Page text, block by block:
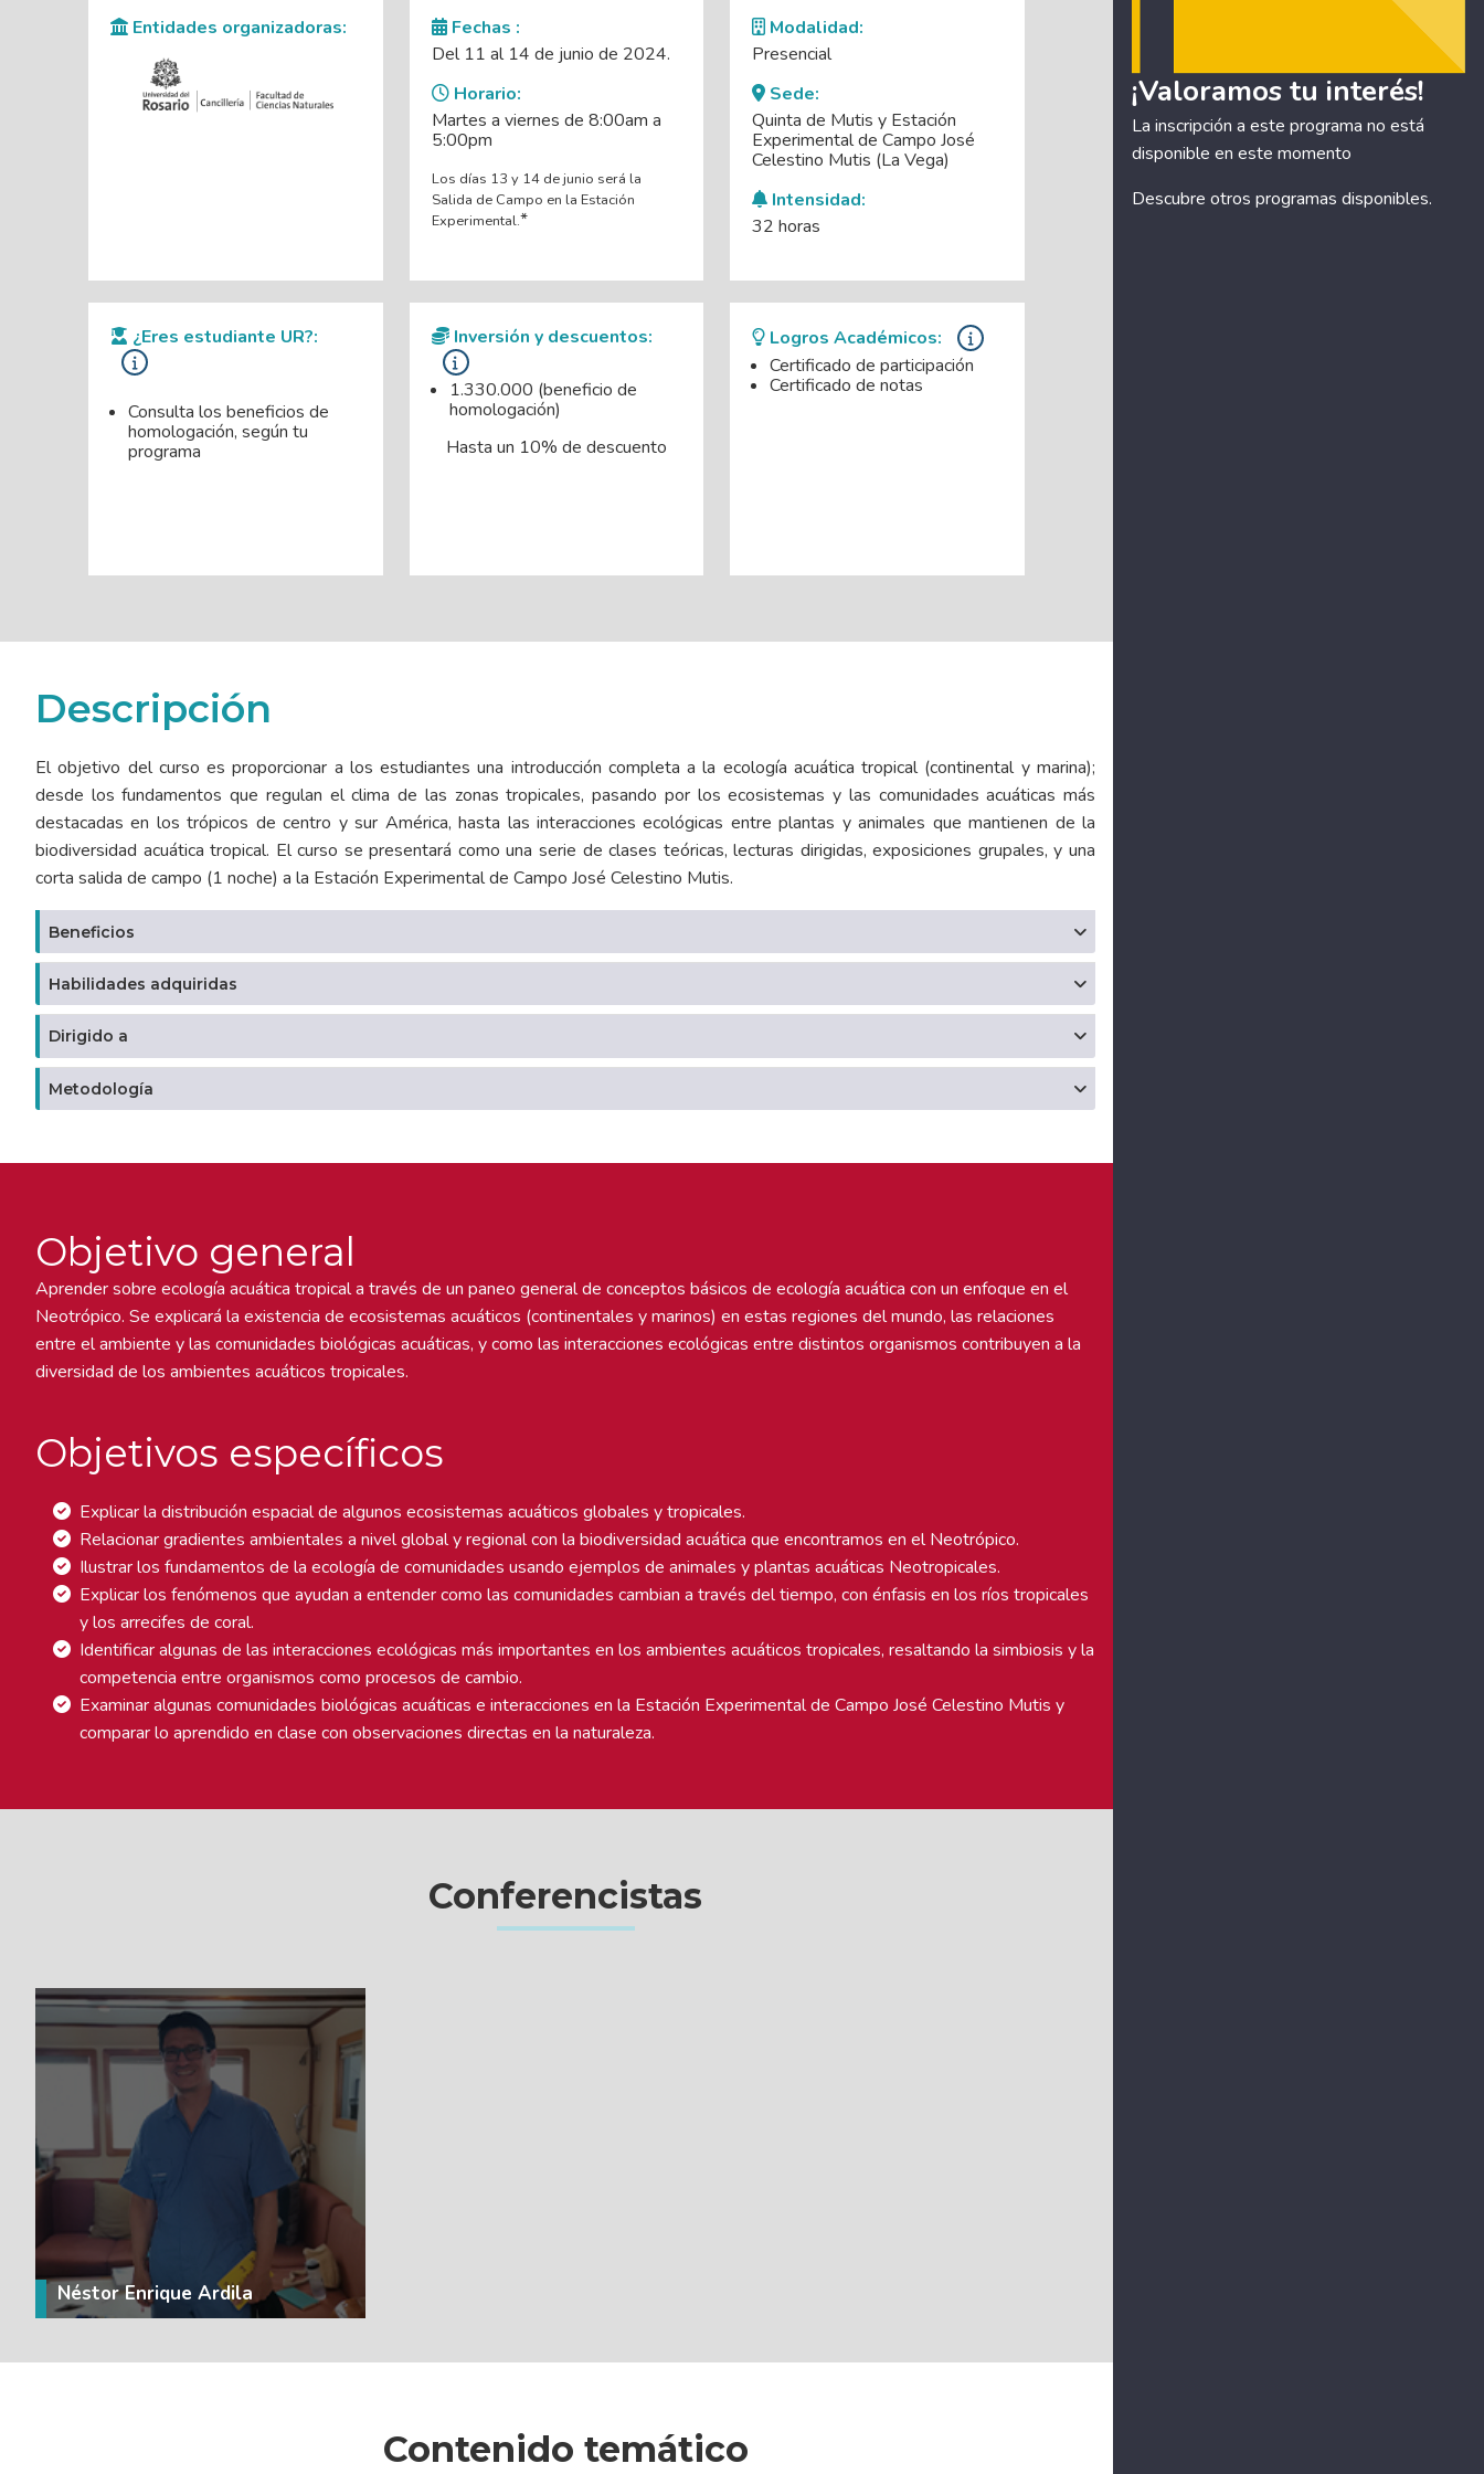
Entidades organizadoras:
Fechas :
Del 11 al 14 de junio de 2024.
Horario:
Martes a viernes de 8:00am a
5:00pm
Los días 13 y 14 de junio será la
Salida de Campo en la Estación
Experimental.*
Modalidad:
Presencial
Sede:
Quinta de Mutis y Estación
Experimental de Campo José
Celestino Mutis (La Vega)
Intensidad:
32 horas
¿Eres estudiante UR?:
Consulta los beneficios de
homologación, según tu
programa
Inversión y descuentos:
1.330.000 (beneficio de
homologación)
Hasta un 10% de descuento
Logros Académicos:
Certificado de participación
Certificado de notas
¡Valoramos tu interés!
La inscripción a este programa no está
disponible en este momento
Descubre otros programas disponibles.
Descripción
El objetivo del curso es proporcionar a los estudiantes una introducción completa a la ecología acuática tropical (continental y marina);
desde los fundamentos que regulan el clima de las zonas tropicales, pasando por los ecosistemas y las comunidades acuáticas más
destacadas en los trópicos de centro y sur América, hasta las interacciones ecológicas entre plantas y animales que mantienen de la
biodiversidad acuática tropical. El curso se presentará como una serie de clases teóricas, lecturas dirigidas, exposiciones grupales, y una
corta salida de campo (1 noche) a la Estación Experimental de Campo José Celestino Mutis.
Beneficios
Habilidades adquiridas
Dirigido a
Metodología
Objetivo general
Aprender sobre ecología acuática tropical a través de un paneo general de conceptos básicos de ecología acuática con un enfoque en el
Neotrópico. Se explicará la existencia de ecosistemas acuáticos (continentales y marinos) en estas regiones del mundo, las relaciones
entre el ambiente y las comunidades biológicas acuáticas, y como las interacciones ecológicas entre distintos organismos contribuyen a la
diversidad de los ambientes acuáticos tropicales.
Objetivos específicos
Explicar la distribución espacial de algunos ecosistemas acuáticos globales y tropicales.
Relacionar gradientes ambientales a nivel global y regional con la biodiversidad acuática que encontramos en el Neotrópico.
Ilustrar los fundamentos de la ecología de comunidades usando ejemplos de animales y plantas acuáticas Neotropicales.
Explicar los fenómenos que ayudan a entender como las comunidades cambian a través del tiempo, con énfasis en los ríos tropicales
y los arrecifes de coral.
Identificar algunas de las interacciones ecológicas más importantes en los ambientes acuáticos tropicales, resaltando la simbiosis y la
competencia entre organismos como procesos de cambio.
Examinar algunas comunidades biológicas acuáticas e interacciones en la Estación Experimental de Campo José Celestino Mutis y
comparar lo aprendido en clase con observaciones directas en la naturaleza.
Conferencistas
Néstor Enrique Ardila
Contenido temático